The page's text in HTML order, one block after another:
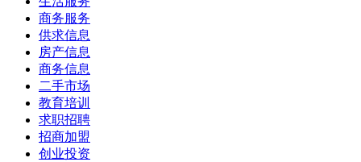
商务服务
供求信息
房产信息
商务信息
二手市场
教育培训
求职招聘
招商加盟
创业投资